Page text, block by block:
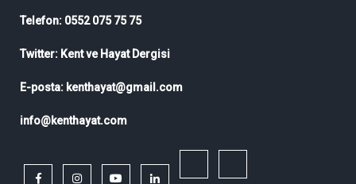
Telefon: 0552 075 75 75
Twitter: Kent ve Hayat Dergisi
E-posta: kenthayat@gmail.com
info@kenthayat.com
facebookinstagramyoutubelinkedin